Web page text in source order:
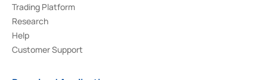
Trading Platform
Research
Help
Customer Support